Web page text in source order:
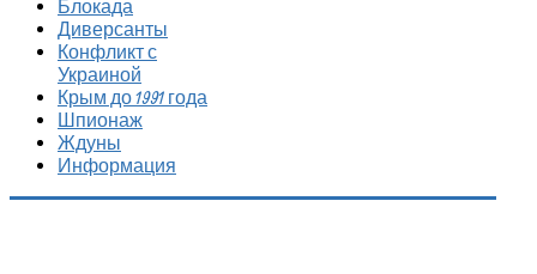
Блокада
Диверсанты
Конфликт с
Украиной
Крым до 1991 года
Шпионаж
Ждуны
Информация